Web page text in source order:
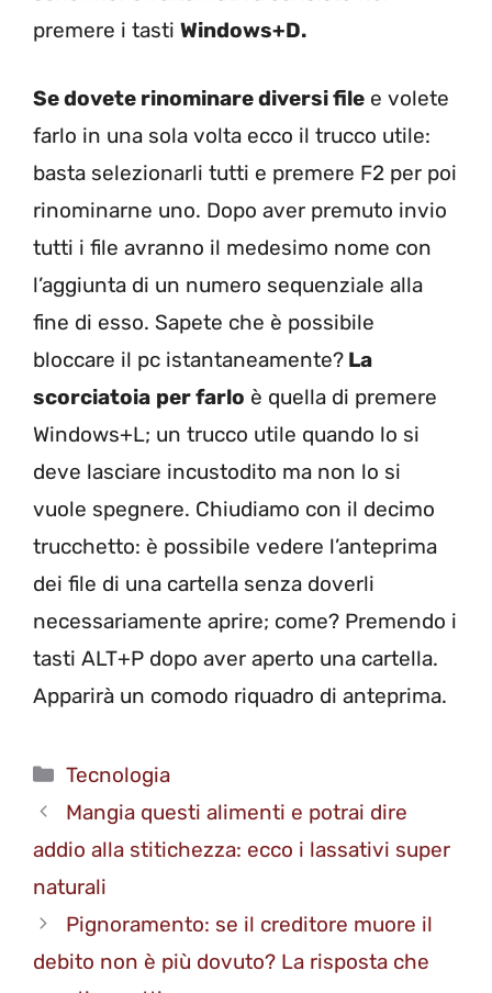
premere i tasti Windows+D.
Se dovete rinominare diversi file e volete
farlo in una sola volta ecco il trucco utile:
basta selezionarli tutti e premere F2 per poi
rinominarne uno. Dopo aver premuto invio
tutti i file avranno il medesimo nome con
l’aggiunta di un numero sequenziale alla
fine di esso. Sapete che è possibile
bloccare il pc istantaneamente? La
scorciatoia per farlo è quella di premere
Windows+L; un trucco utile quando lo si
deve lasciare incustodito ma non lo si
vuole spegnere. Chiudiamo con il decimo
trucchetto: è possibile vedere l’anteprima
dei file di una cartella senza doverli
necessariamente aprire; come? Premendo i
tasti ALT+P dopo aver aperto una cartella.
Apparirà un comodo riquadro di anteprima.
Categorie
Tecnologia
Mangia questi alimenti e potrai dire
addio alla stitichezza: ecco i lassativi super
naturali
Pignoramento: se il creditore muore il
debito non è più dovuto? La risposta che